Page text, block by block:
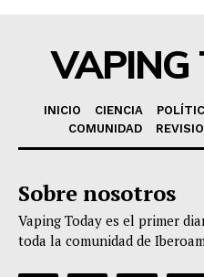
VAPING
INICIO CIENCIA
COMUNIDAD
Sobre nosotros
Vaping Today es el primer
toda la comunidad de